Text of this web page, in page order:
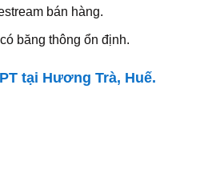
bán hàng.
băng thông ổn định.
tại Hương Trà, Huế.